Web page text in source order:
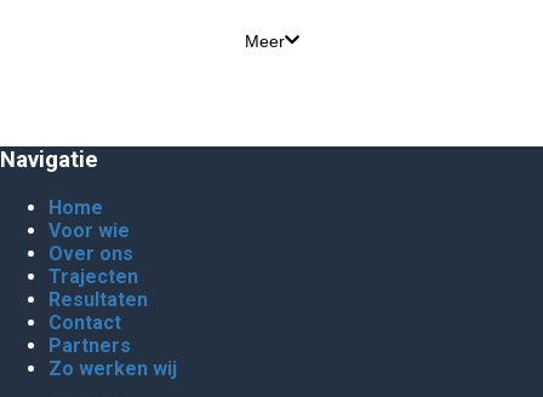
Meer
Navigatie
Home
Voor wie
Over ons
Trajecten
Resultaten
Contact
Partners
Zo werken wij